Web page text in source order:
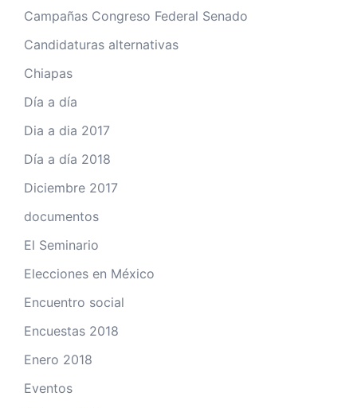
Campañas Congreso Federal Senado
Candidaturas alternativas
Chiapas
Día a día
Dia a dia 2017
Día a día 2018
Diciembre 2017
documentos
El Seminario
Elecciones en México
Encuentro social
Encuestas 2018
Enero 2018
Eventos